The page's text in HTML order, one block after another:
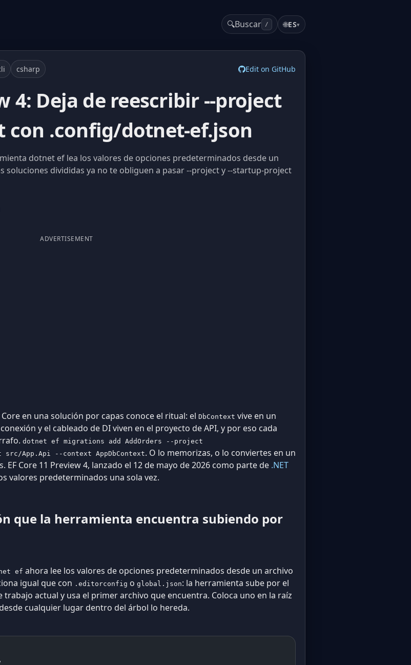
🔍Buscar / 🌐ES▾
csharp Edit on GitHub
4: Deja de reescribir --project
con .config/dotnet-ef.json
dotnet ef lea los valores de opciones predeterminados desde un
divididas ya no te obliguen a pasar --project y --startup-project
ADVERTISEMENT
en una solución por capas conoce el ritual: el DbContext vive en un
y el cableado de DI viven en el proyecto de API, y por eso cada
dotnet ef migrations add AddOrders --project
App.Api --context AppDbContext. O lo memorizas, o lo conviertes en un
Core 11 Preview 4, lanzado el 12 de mayo de 2026 como parte de .NET
valores predeterminados una sola vez.
que la herramienta encuentra subiendo por
ef ahora lee los valores de opciones predeterminados desde un archivo
igual que con .editorconfig o global.json: la herramienta sube por el
actual y usa el primer archivo que encuentra. Coloca uno en la raíz
cualquier lugar dentro del árbol lo hereda.
,